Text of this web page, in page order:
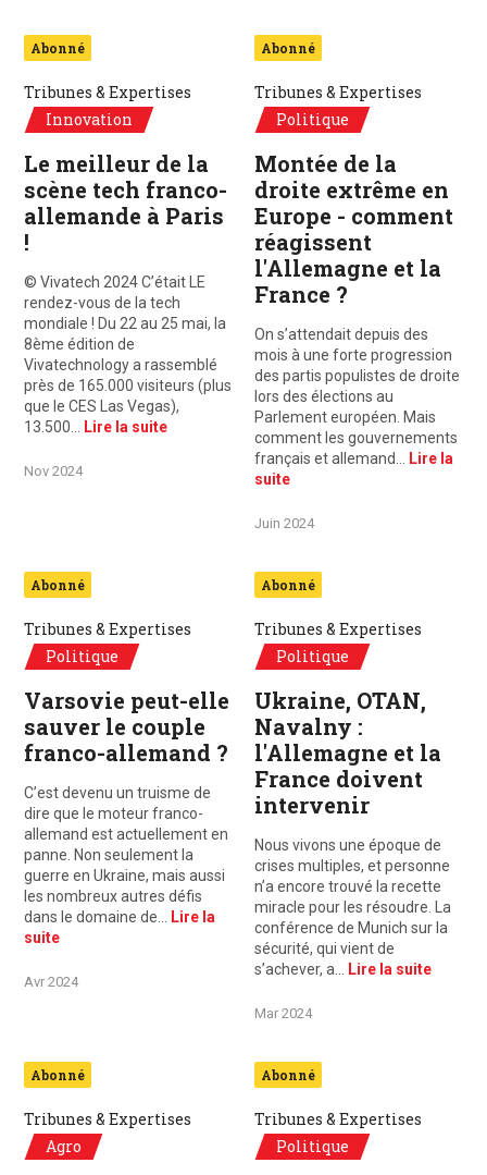
Abonné
Tribunes & Expertises
Innovation
Le meilleur de la
scène tech franco-
allemande à Paris
!
© Vivatech 2024 C’était LE
rendez-vous de la tech
mondiale ! Du 22 au 25 mai, la
8ème édition de
Vivatechnology a rassemblé
près de 165.000 visiteurs (plus
que le CES Las Vegas),
13.500…
Lire la suite
Nov 2024
Abonné
Tribunes & Expertises
Politique
Montée de la
droite extrême en
Europe - comment
réagissent
l'Allemagne et la
France ?
On s’attendait depuis des
mois à une forte progression
des partis populistes de droite
lors des élections au
Parlement européen. Mais
comment les gouvernements
français et allemand…
Lire la
suite
Juin 2024
Abonné
Tribunes & Expertises
Politique
Varsovie peut-elle
sauver le couple
franco-allemand ?
C’est devenu un truisme de
dire que le moteur franco-
allemand est actuellement en
panne. Non seulement la
guerre en Ukraine, mais aussi
les nombreux autres défis
dans le domaine de…
Lire la
suite
Avr 2024
Abonné
Tribunes & Expertises
Politique
Ukraine, OTAN,
Navalny :
l'Allemagne et la
France doivent
intervenir
Nous vivons une époque de
crises multiples, et personne
n’a encore trouvé la recette
miracle pour les résoudre. La
conférence de Munich sur la
sécurité, qui vient de
s’achever, a…
Lire la suite
Mar 2024
Abonné
Tribunes & Expertises
Agro
Abonné
Tribunes & Expertises
Politique